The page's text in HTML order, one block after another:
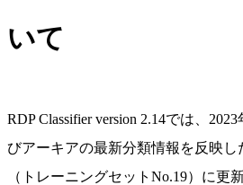
いて
RDP Classifier version 2.14では、
びアーキアの最新分類情報を反映し
（トレーニングセットNo.19）に更